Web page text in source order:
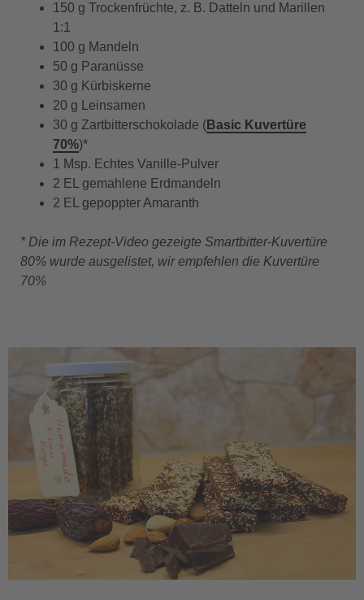
150 g Trockenfrüchte, z. B. Datteln und Marillen
1:1
100 g Mandeln
50 g Paranüsse
30 g Kürbiskerne
20 g Leinsamen
30 g Zartbitterschokolade (Basic Kuvertüre
70%)*
1 Msp. Echtes Vanille-Pulver
2 EL gemahlene Erdmandeln
2 EL gepoppter Amaranth
* Die im Rezept-Video gezeigte Smartbitter-Kuvertüre
80% wurde ausgelistet, wir empfehlen die Kuvertüre
70%